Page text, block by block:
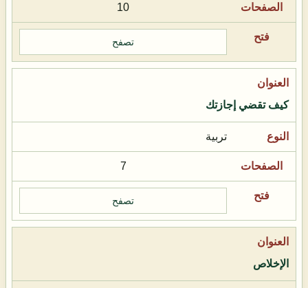
10
تصفح
كيف تقضي إجازتك
تربية
7
تصفح
الإخلاص